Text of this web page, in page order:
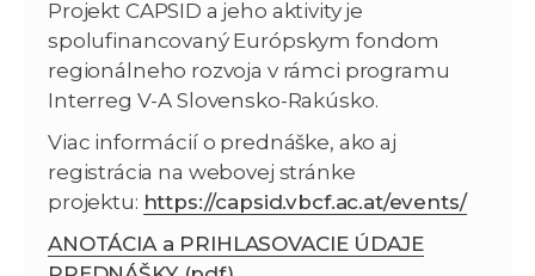
Projekt CAPSID a jeho aktivity je
spolufinancovaný Európskym fondom
regionálneho rozvoja v rámci programu
Interreg V-A Slovensko-Rakúsko.
Viac informácií o prednáške, ako aj
registrácia na webovej stránke
projektu: https://capsid.vbcf.ac.at/events/
ANOTÁCIA a PRIHLASOVACIE ÚDAJE